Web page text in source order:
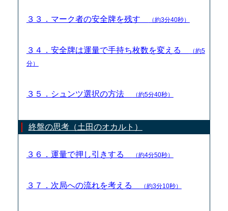
３３．マーク者の安全牌を残す （約3分40秒）
３４．安全牌は運量で手持ち枚数を変える
（約5
分）
３５．シュンツ選択の方法 （約5分40秒）
終盤の思考（土田のオカルト）
３６．運量で押し引きする （約4分50秒）
３７．次局への流れを考える （約3分10秒）